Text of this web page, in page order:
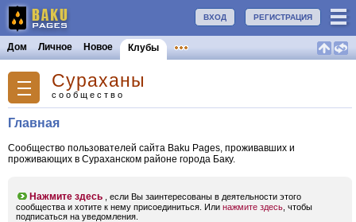
РЕГИСТРАЦИЯ
ВХОД
Дом Личное Новое Клубы
Сураханы
сообщество
Главная
Сообщество пользователей сайта Baku Pages, проживавших и
проживающих в Сураханском районе города Баку.
Нажмите здесь , если Вы заинтересованы в деятельности этого
сообщества и хотите к нему присоединиться. Или нажмите здесь , чтобы
подписаться на уведомления.